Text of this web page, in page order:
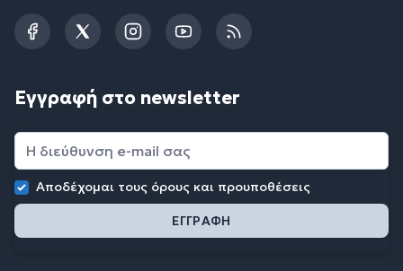
FacebookTwitterInstagramYouTubeRSS
Εγγραφή στο newsletter
Αποδέχομαι τους όρους και προυποθέσεις